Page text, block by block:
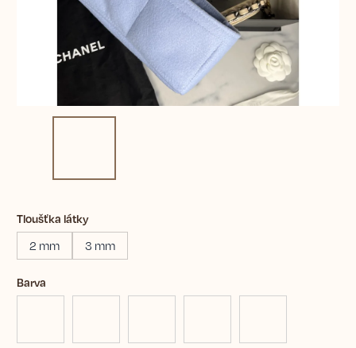
Tloušťka látky
2 mm
3 mm
Barva